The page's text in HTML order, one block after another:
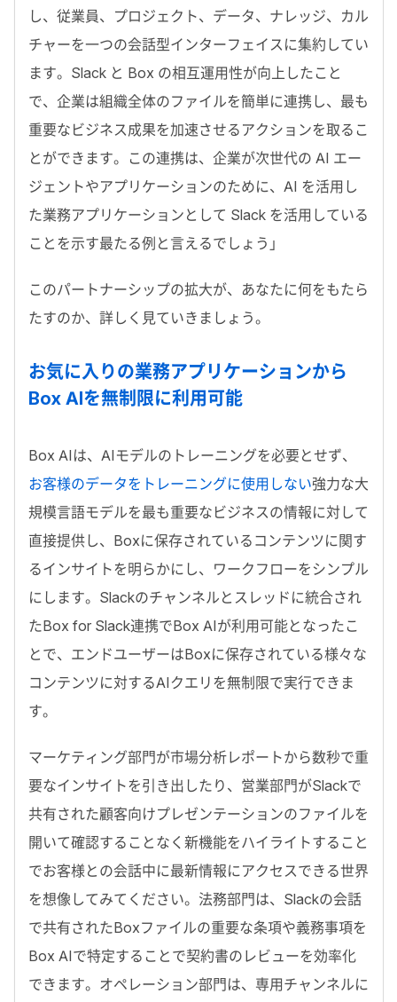
し、従業員、プロジェクト、データ、ナレッジ、カル
チャーを一つの会話型インターフェイスに集約してい
ます。Slack と Box の相互運用性が向上したこと
で、企業は組織全体のファイルを簡単に連携し、最も
重要なビジネス成果を加速させるアクションを取るこ
とができます。この連携は、企業が次世代の AI エー
ジェントやアプリケーションのために、AI を活用し
た業務アプリケーションとして Slack を活用している
ことを示す最たる例と言えるでしょう」
このパートナーシップの拡大が、あなたに何をもたら
たすのか、詳しく見ていきましょう。
お気に入りの業務アプリケーションから
Box AIを無制限に利用可能
Box AIは、AIモデルのトレーニングを必要とせず、
お客様のデータをトレーニングに使用しない強力な大
規模言語モデルを最も重要なビジネスの情報に対して
直接提供し、Boxに保存されているコンテンツに関す
るインサイトを明らかにし、ワークフローをシンプル
にします。Slackのチャンネルとスレッドに統合され
たBox for Slack連携でBox AIが利用可能となったこ
とで、エンドユーザーはBoxに保存されている様々な
コンテンツに対するAIクエリを無制限で実行できま
す。
マーケティング部門が市場分析レポートから数秒で重
要なインサイトを引き出したり、営業部門がSlackで
共有された顧客向けプレゼンテーションのファイルを
開いて確認することなく新機能をハイライトすること
でお客様との会話中に最新情報にアクセスできる世界
を想像してみてください。法務部門は、Slackの会話
で共有されたBoxファイルの重要な条項や義務事項を
Box AIで特定することで契約書のレビューを効率化
できます。オペレーション部門は、専用チャンネルに